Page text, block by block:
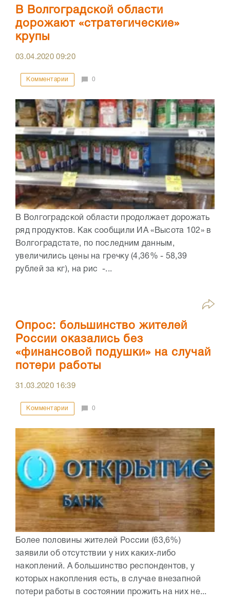
В Волгоградской области
дорожают «стратегические»
крупы
03.04.202009:20
Комментарии 0
В Волгоградской области продолжает дорожать
ряд продуктов. Как сообщили ИА «Высота 102» в
Волгоградстате, по последним данным,
увеличились цены на гречку (4,36% - 58,39
рублей за кг), на рис -...
Опрос: большинство жителей
России оказались без
«финансовой подушки» на случай
потери работы
31.03.2020 16:39
Комментарии 0
Более половины жителей России (63,6%)
заявили об отсутствии у них каких-либо
накоплений. А большинство респондентов, у
которых накопления есть, в случае внезапной
потери работы в состоянии прожить на них не...